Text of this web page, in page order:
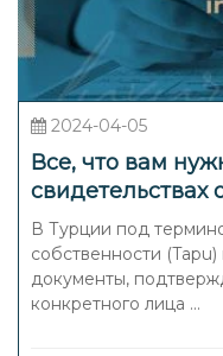
2024-04-05
Все, что вам
свидетельствах
Турции
В Турции под
собственности
документы,
конкретного лица ...